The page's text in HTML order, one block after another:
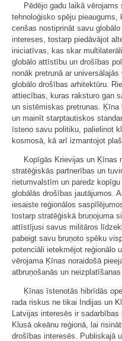
Pēdējo gadu laikā
tehnoloģisko spēju
cenšas nostiprināt savu
intereses, tostarp piedāvājot
iniciatīvas, kas skar
globālo attīstību un drošības
nonāk pretrunā ar
globālo drošības arhitektūru.
attiecības, kuras raksturo gan
un sistēmiskas pretrunas.
un mainīt starptautiskos
īsteno savu politiku, palielinot
kosmosā, kā arī izmantojot
Kopīgās Krievijas un Ķīnas
stratēģiskās partnerības un
rietumvalstīm un paredz
globālās drošības jautājumos.
iesaiste reģionālos
tostarp stratēģiskā bruņojuma
attīstījusi savus militāros
pabeigt savu bruņoto spēku
potenciāli ietekmējot reģionālo
vērojama Ķīnas noraidošā
atbruņošanās un neizplatīšanas
Ķīnas īstenotās hibrīdās
rada riskus ne tikai Indijas un
Latvijas interesēs ir
Klusā okeānu reģionā, lai
drošības interesēs. Publiskajā